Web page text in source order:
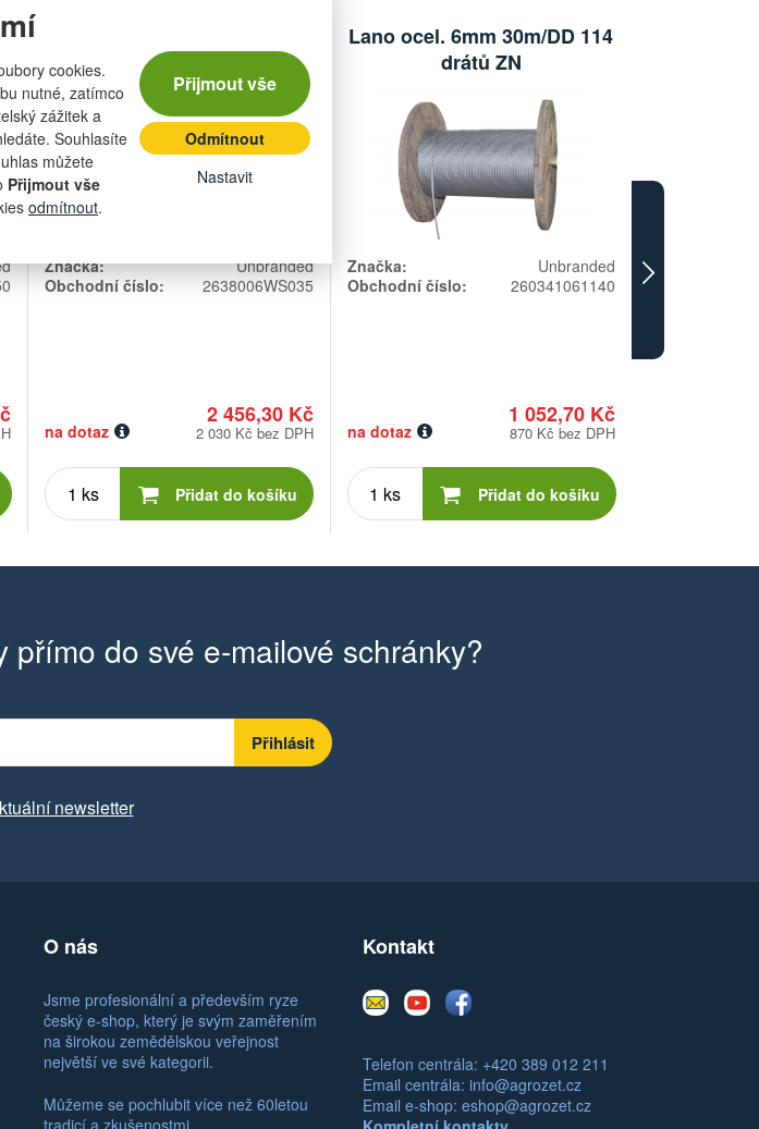
cookies.
nutné, zatímco
zážitek a
Souhlasíte
můžete
Přijmout vše
odmítnout.
Přijmout vše
Odmítnout
Nastavit
svazek 35m
Značka:
Unbranded
Obchodní číslo:
2638006WS035
2 456,30 Kč
na dotaz
2 030 Kč bez DPH
Počet
kusů Přidat do košíku
Lano ocel. 6mm 30m/DD 114
drátů ZN
Značka:
Unbranded
Obchodní číslo:
260341061140
1 052,70 Kč
na dotaz
870 Kč bez DPH
Počet
kusů Přidat do košíku
Značka:
Obchodní
do své e-mailové schránky?
newsletter
O nás
Jsme profesionální a především ryze
český e-shop, který je svým zaměřením
na širokou zemědělskou veřejnost
největší ve své kategorii.
Můžeme se pochlubit více než 60letou
tradicí a zkušenostmi.
Kontakt
E-
mail
YoutubeFacebook
Telefon centrála: +420 389 012 211
Email centrála: info@agrozet.cz
Email e-shop: eshop@agrozet.cz